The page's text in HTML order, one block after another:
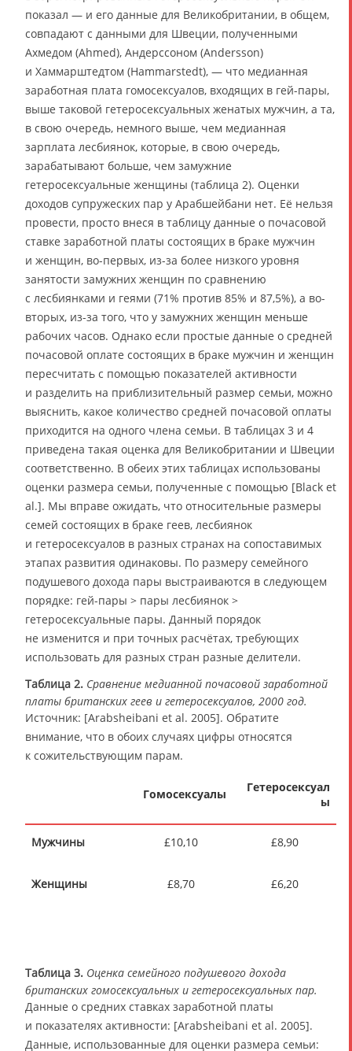
показал — и его данные для Великобритании, в общем,
совпадают с данными для Швеции, полученными
Ахмедом (Ahmed), Андерссоном (Andersson)
и Хаммарштедтом (Hammarstedt), — что медианная
заработная плата гомосексуалов, входящих в гей-пары,
выше таковой гетеросексуальных женатых мужчин, а та,
в свою очередь, немного выше, чем медианная
зарплата лесбиянок, которые, в свою очередь,
зарабатывают больше, чем замужние
гетеросексуальные женщины (таблица 2). Оценки
доходов супружеских пар у Арабшейбани нет. Её нельзя
провести, просто внеся в таблицу данные о почасовой
ставке заработной платы состоящих в браке мужчин
и женщин, во-первых, из-за более низкого уровня
занятости замужних женщин по сравнению
с лесбиянками и геями (71% против 85% и 87,5%), а во-
вторых, из-за того, что у замужних женщин меньше
рабочих часов. Однако если простые данные о средней
почасовой оплате состоящих в браке мужчин и женщин
пересчитать с помощью показателей активности
и разделить на приблизительный размер семьи, можно
выяснить, какое количество средней почасовой оплаты
приходится на одного члена семьи. В таблицах 3 и 4
приведена такая оценка для Великобритании и Швеции
соответственно. В обеих этих таблицах использованы
оценки размера семьи, полученные с помощью [Black et
al.]. Мы вправе ожидать, что относительные размеры
семей состоящих в браке геев, лесбиянок
и гетеросексуалов в разных странах на сопоставимых
этапах развития одинаковы. По размеру семейного
подушевого дохода пары выстраиваются в следующем
порядке: гей-пары > пары лесбиянок >
гетеросексуальные пары. Данный порядок
не изменится и при точных расчётах, требующих
использовать для разных стран разные делители.
Таблица 2. Сравнение медианной почасовой заработной
платы британских геев и гетеросексуалов, 2000 год.
Источник: [Arabsheibani et al. 2005]. Обратите
внимание, что в обоих случаях цифры относятся
к сожительствующим парам.
Гомосексуалы
Гетеросексуал
ы
Мужчины £10,10 £8,90
Женщины £8,70 £6,20
Таблица 3. Оценка семейного подушевого дохода
британских гомосексуальных и гетеросексуальных пар.
Данные о средних ставках заработной платы
и показателях активности: [Arabsheibani et al. 2005].
Данные, использованные для оценки размера семьи: